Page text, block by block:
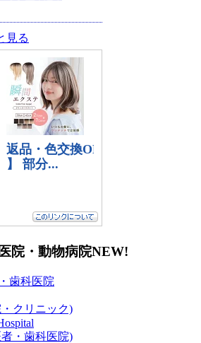
見る
院・動物病院NEW!
歯科医院
クリニック)
・歯科医院)